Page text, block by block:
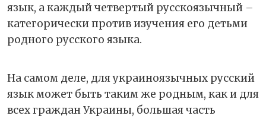
язык, а каждый четвертый русскоязычный –
категорически против изучения его детьми
родного русского языка.
На самом деле, для украиноязычных русский
язык может быть таким же родным, как и для
всех граждан Украины, большая часть